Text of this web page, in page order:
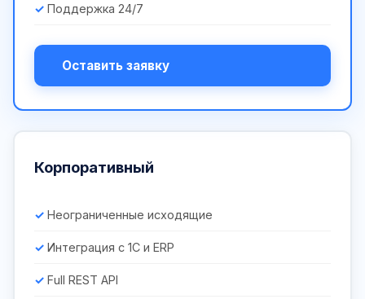
Поддержка 24/7
Оставить заявку
Корпоративный
Неограниченные исходящие
Интеграция с 1С и ERP
Full REST API